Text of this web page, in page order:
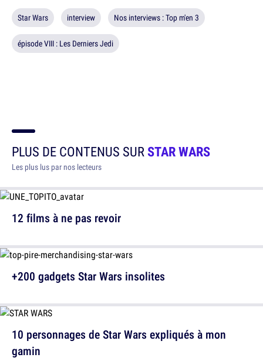
Star Wars interview Nos interviews : Top m'en 3
épisode VIII : Les Derniers Jedi
PLUS DE CONTENUS SURSTAR WARS
Les plus lus par nos lecteurs
12 films à ne pas revoir
10 personnages de Star Wars expliqués à mon
gamin
+200 gadgets Star Wars insolites